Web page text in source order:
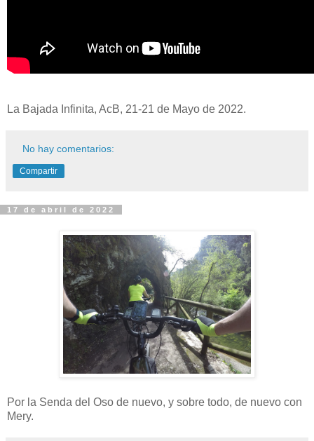
La Bajada Infinita, AcB, 21-21 de Mayo de 2022.
No hay comentarios:
Compartir
17 de abril de 2022
Por la Senda del Oso de nuevo, y sobre todo, de nuevo con
Mery.